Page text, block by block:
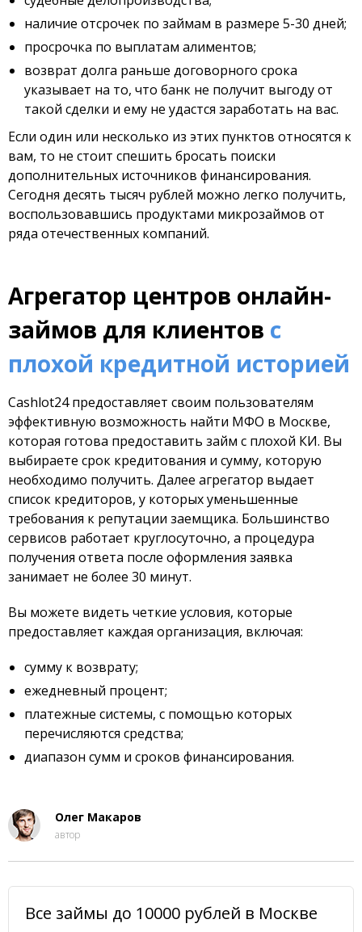
наличие отсрочек по займам в размере 5-30 дней;
просрочка по выплатам алиментов;
возврат долга раньше договорного срока
указывает на то, что банк не получит выгоду от
такой сделки и ему не удастся заработать на вас.
Если один или несколько из этих пунктов относятся к
вам, то не стоит спешить бросать поиски
дополнительных источников финансирования.
Сегодня десять тысяч рублей можно легко получить,
воспользовавшись продуктами микрозаймов от
ряда отечественных компаний.
Агрегатор центров онлайн-
займов для клиентов с
плохой кредитной историей
Cashlot24 предоставляет своим пользователям
эффективную возможность найти МФО в Москве,
которая готова предоставить займ с плохой КИ. Вы
выбираете срок кредитования и сумму, которую
необходимо получить. Далее агрегатор выдает
список кредиторов, у которых уменьшенные
требования к репутации заемщика. Большинство
сервисов работает круглосуточно, а процедура
получения ответа после оформления заявка
занимает не более 30 минут.
Вы можете видеть четкие условия, которые
предоставляет каждая организация, включая:
сумму к возврату;
ежедневный процент;
платежные системы, с помощью которых
перечисляются средства;
диапазон сумм и сроков финансирования.
Олег Макаров
автор
Все займы до 10000 рублей в Москве